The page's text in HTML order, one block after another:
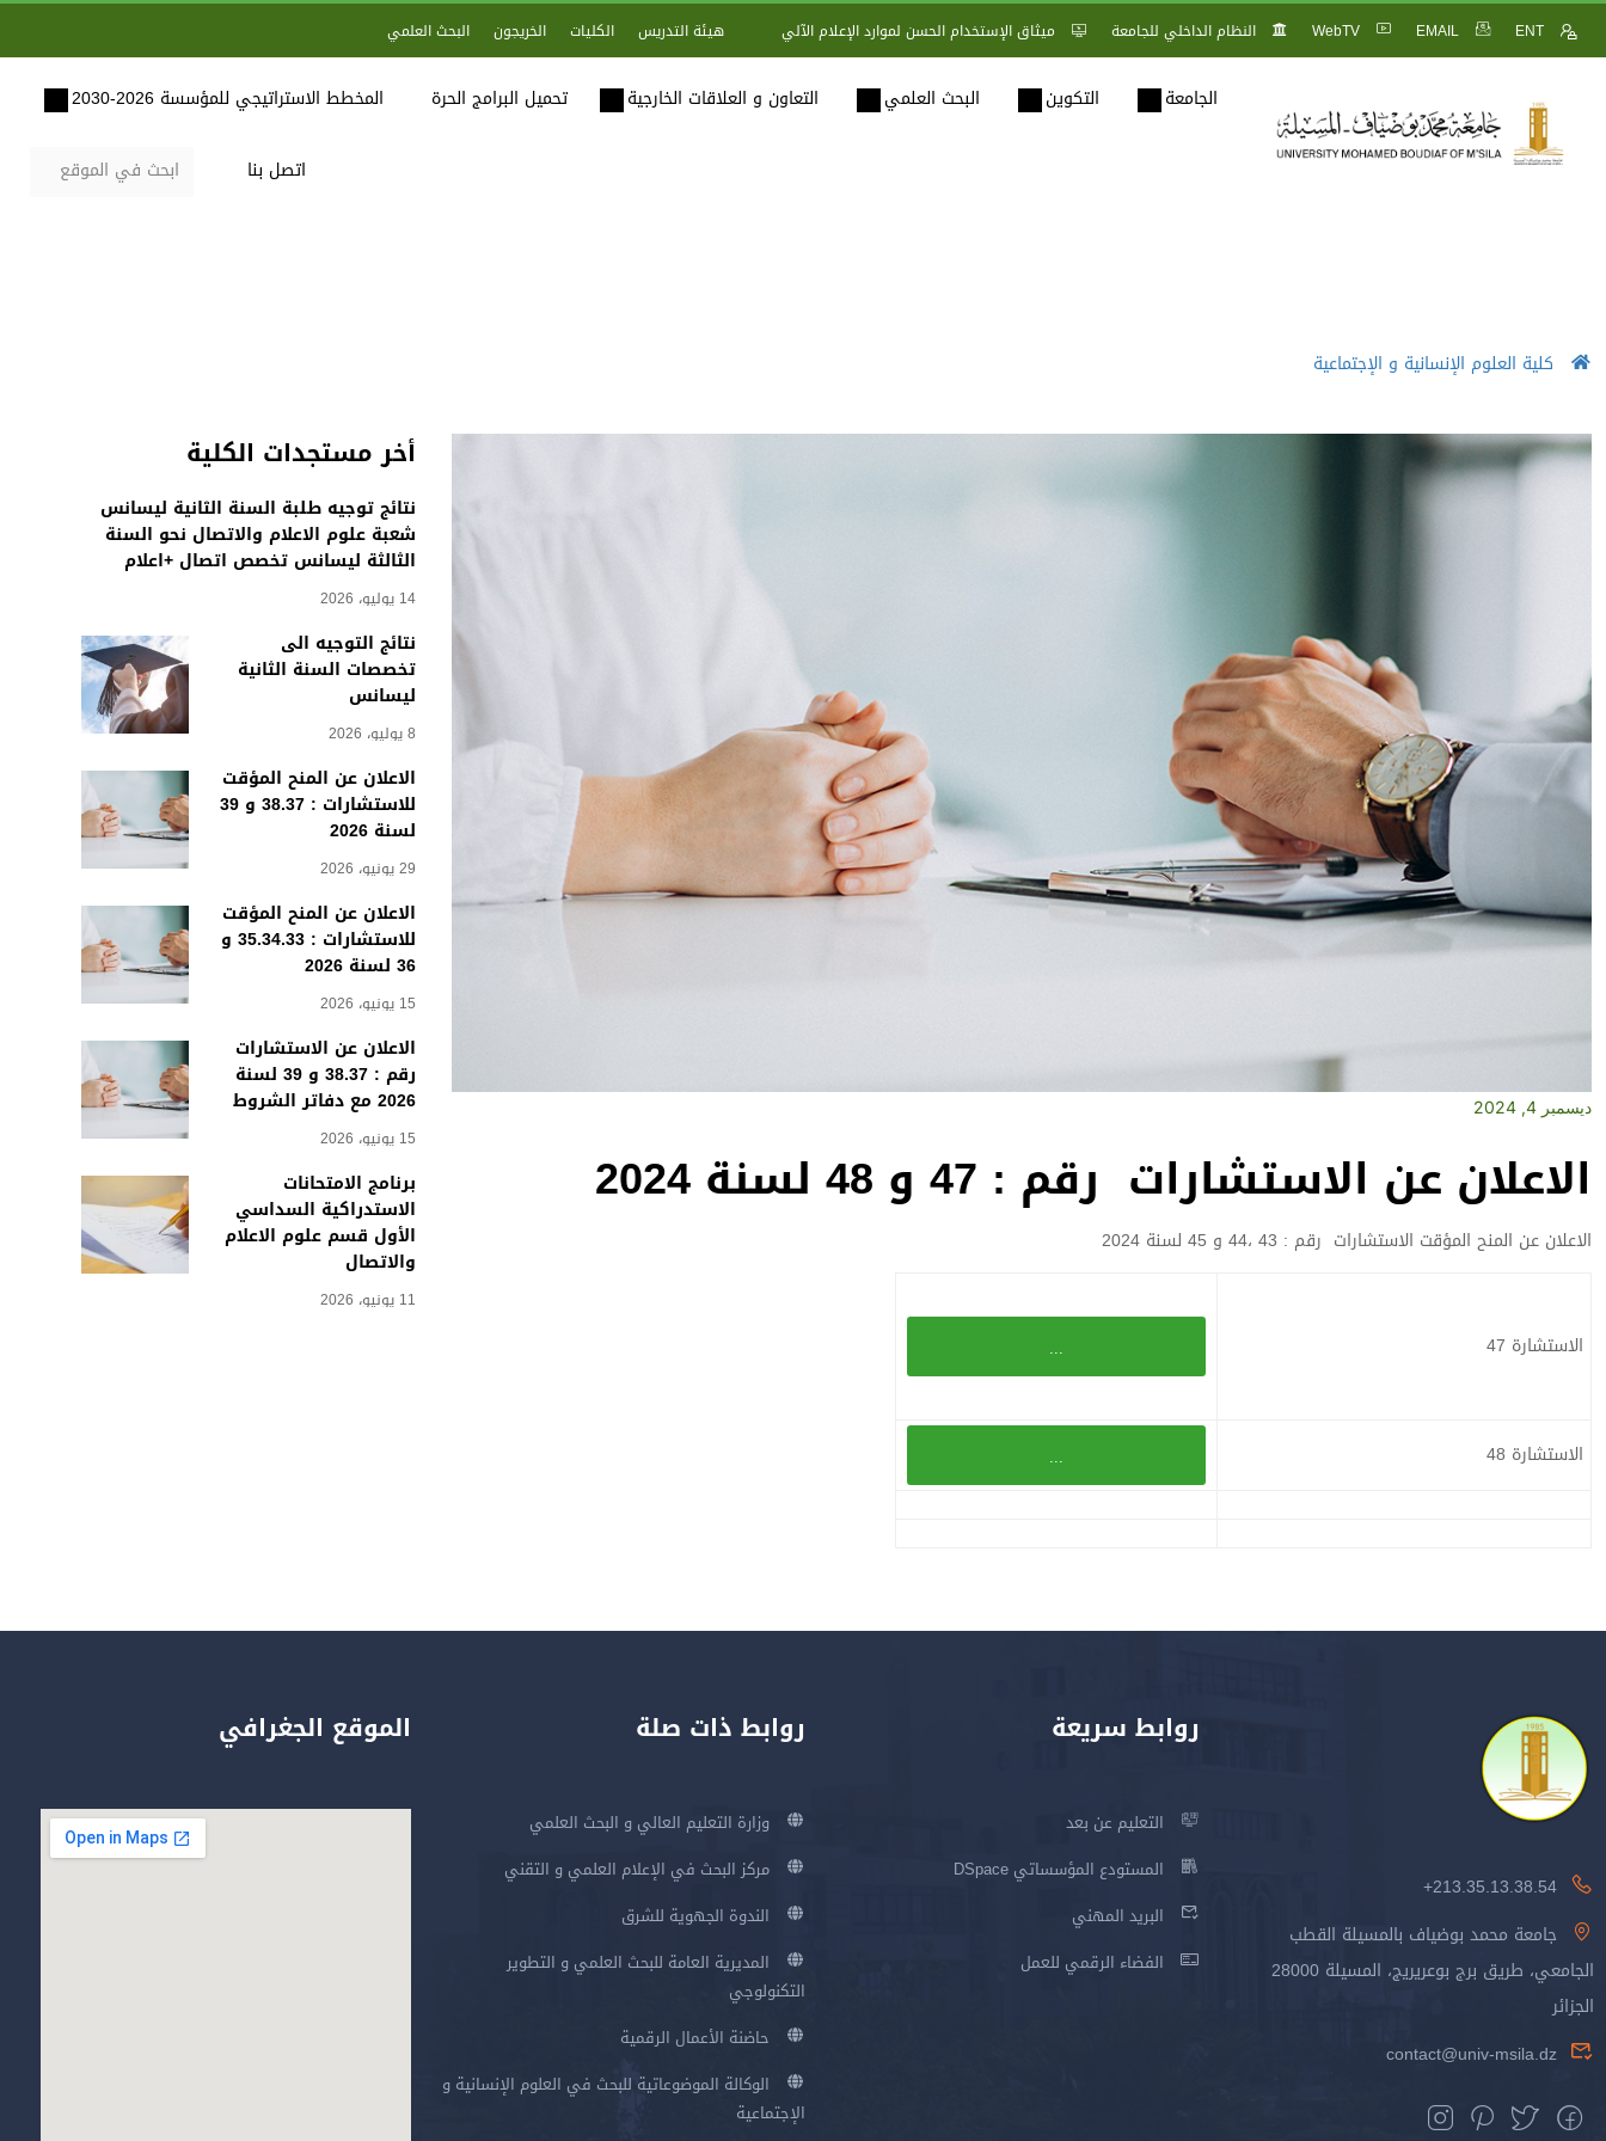
ENT
EMAIL
WebTV النظام الداخلي للجامعة ميثاق الإستخدام الحسن لموارد الإعلام الآلي هيئة التدريس الكليات الخريجون البحث العلمي
الجامعة التكوين البحث العلمي التعاون و العلاقات الخارجية تحميل البرامج الحرة المخطط الاستراتيجي للمؤسسة 2026-2030
اتصل بنا
كلية العلوم الإنسانية و الإجتماعية
أخر مستجدات الكلية
نتائج توجيه طلبة السنة الثانية ليسانس
شعبة علوم الاعلام والاتصال نحو السنة
الثالثة ليسانس تخصص اتصال +اعلام
14 يوليو، 2026
نتائج التوجيه الى
تخصصات السنة الثانية
ليسانس
8 يوليو، 2026
الاعلان عن المنح المؤقت
للاستشارات : 38.37 و 39
لسنة 2026
29 يونيو، 2026
الاعلان عن المنح المؤقت
للاستشارات : 35.34.33 و
36 لسنة 2026
15 يونيو، 2026
الاعلان عن الاستشارات
رقم : 38.37 و 39 لسنة
2026 مع دفاتر الشروط
15 يونيو، 2026
برنامج الامتحانات
الاستدراكية السداسي
الأول قسم علوم الاعلام
والاتصال
11 يونيو، 2026
ديسمبر 4, 2024
الاعلان عن الاستشارات رقم : 47 و 48 لسنة 2024
الاعلان عن المنح المؤقت الاستشارات رقم : 43 ،44 و 45 لسنة 2024
الاستشارة 47 ...
الاستشارة 48 ...
213.35.13.38.54+
جامعة محمد بوضياف بالمسيلة القطب
الجامعي، طريق برج بوعريريج، المسيلة 28000
الجزائر
contact@univ-msila.dz
روابط سريعة
التعليم عن بعد
المستودع المؤسساتي DSpace
البريد المهني
الفضاء الرقمي للعمل
روابط ذات صلة
وزارة التعليم العالي و البحث العلمي
مركز البحث في الإعلام العلمي و التقني
الندوة الجهوية للشرق
المديرية العامة للبحث العلمي و التطوير
التكنولوجي
حاضنة الأعمال الرقمية
الوكالة الموضوعاتية للبحث في العلوم الإنسانية و
الإجتماعية
الموقع الجغرافي